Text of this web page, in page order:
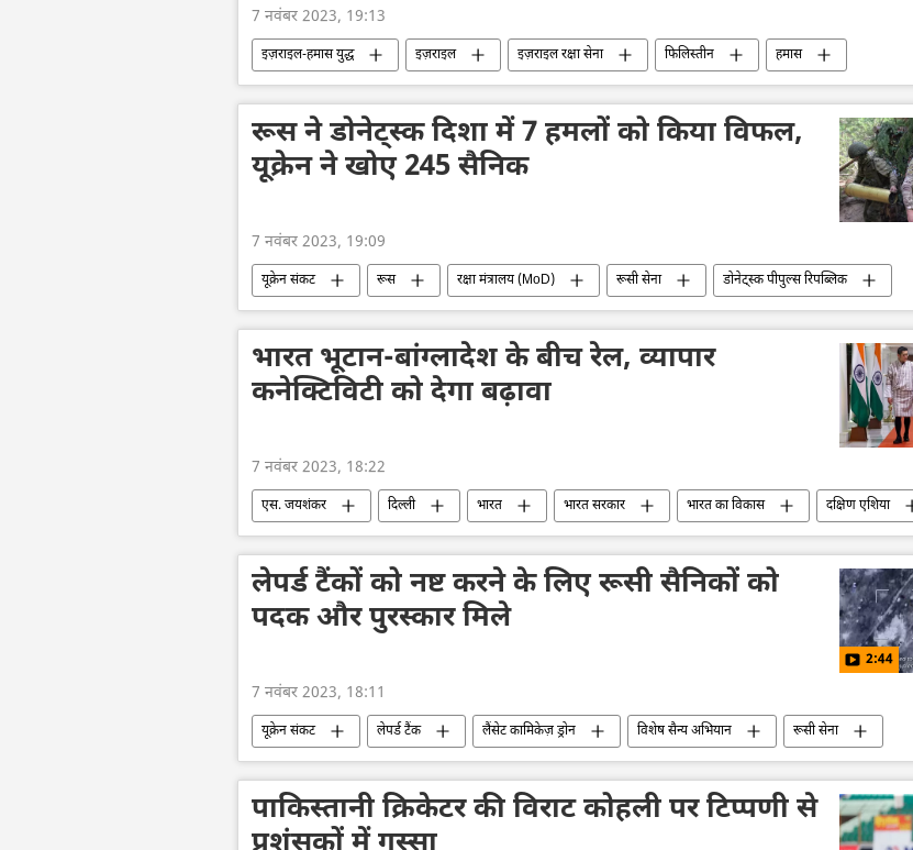
7 नवंबर 2023, 19:13
इज़राइल-हमास युद्ध इज़राइल इज़राइल रक्षा सेना फिलिस्तीन
हमास
सीमा विवाद
गाज़ा पट्टी संयुक्त राष्ट्र मध्य पूर्व ईरान विवाद
रूस ने डोनेट्स्क दिशा में 7 हमलों को किया विफल,
यूक्रेन ने खोए 245 सैनिक
7 नवंबर 2023, 19:09
यूक्रेन संकट रूस रक्षा मंत्रालय (MoD) रूसी सेना
डोनेट्स्क पीपुल्स रिपब्लिक
लड़ाकू वाहन
यूक्रेन यूक्रेन सशस्त्र बल यूक्रेन का जवाबी हमला
भारत भूटान-बांग्लादेश के बीच रेल, व्यापार
कनेक्टिविटी को देगा बढ़ावा
7 नवंबर 2023, 18:22
एस. जयशंकर दिल्ली भारत भारत सरकार भारत का विकास
दक्षिण एशिया
भूटान
नरेन्द्र मोदी बांग्लादेश द्विपक्षीय रिश्ते द्विपक्षीय व्यापार विश्व
लेपर्ड टैंकों को नष्ट करने के लिए रूसी सैनिकों को
पदक और पुरस्कार मिले
2:44
7 नवंबर 2023, 18:11
यूक्रेन संकट लेपर्ड टैंक लैंसेट कामिकेज़ ड्रोन विशेष सैन्य अभियान
रूसी सेना
रक्षा मंत्रालय (MoD)
रूसी सैन्य तकनीक सैन्य तकनीक सैन्य प्रौद्योगिकी
सैन्य सहायता
जर्मनी
पाकिस्तानी क्रिकेटर की विराट कोहली पर टिप्पणी से